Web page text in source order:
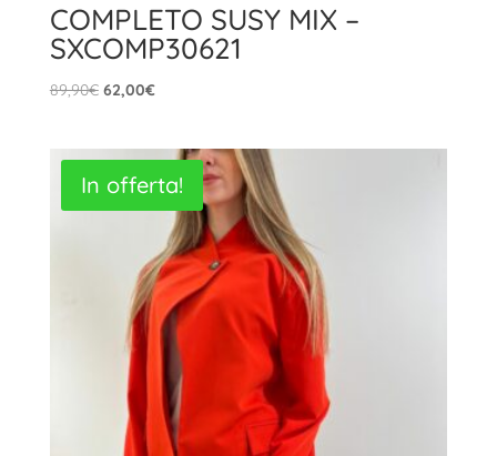
COMPLETO SUSY MIX –
SXCOMP30621
89,90€ Il
era:
89,90€.
62,00€Il
è:
62,00€.
In offerta!